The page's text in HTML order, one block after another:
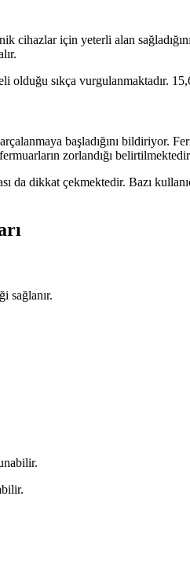
cihazlar için yeterli alan
olduğu sıkça
başladığını bildiriyor.
zorlandığı
da dikkat çekmektedir. Bazı
sağlanır.